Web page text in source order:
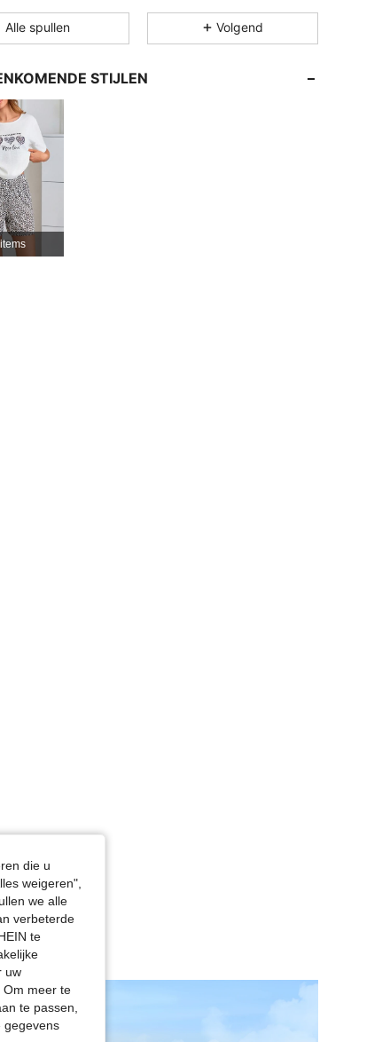
Alle spullen Volgend
STIJLEN
die u
weigeren",
we alle
verbeterde
te
uw
Om meer te
te passen,
gegevens